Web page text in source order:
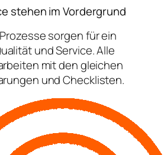
stehen im Vordergrund
sorgen für ein
und Service. Alle
mit den gleichen
und Checklisten.